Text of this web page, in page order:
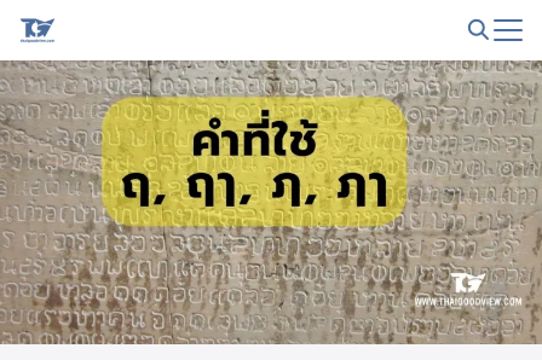
Skip
content
Search
for: